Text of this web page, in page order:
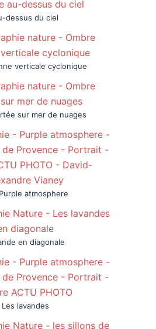
dessus du ciel
verticale cyclonique
sur mer de nuages
atmosphere
en diagonale
Les lavandes